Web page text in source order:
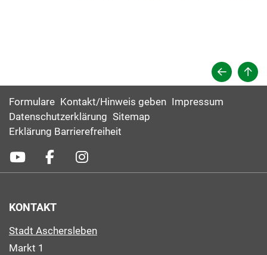
Formulare Kontakt/Hinweis geben Impressum
Datenschutzerklärung Sitemap
Erklärung Barrierefreiheit
KONTAKT
Stadt Aschersleben
Markt 1